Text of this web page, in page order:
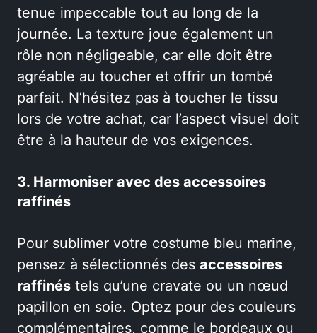
tenue impeccable tout au long de la
journée. La texture joue également un
rôle non négligeable, car elle doit être
agréable au toucher et offrir un tombé
parfait. N’hésitez pas à toucher le tissu
lors de votre achat, car l’aspect visuel doit
être à la hauteur de vos exigences.
3. Harmoniser avec des accessoires
raffinés
Pour sublimer votre costume bleu marine,
pensez à sélectionnés des accessoires
raffinés tels qu’une cravate ou un nœud
papillon en soie. Optez pour des couleurs
complémentaires, comme le bordeaux ou